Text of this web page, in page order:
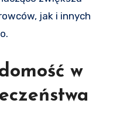
jak i innych
w